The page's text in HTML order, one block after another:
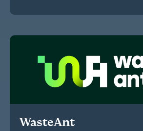
WasteAnt